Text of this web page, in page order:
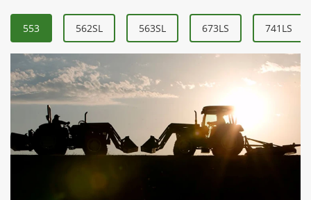
553 562SL 563SL 673LS 741LS